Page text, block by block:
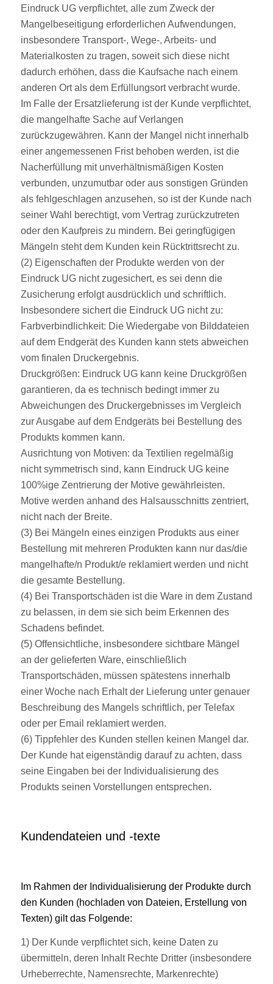
Eindruck UG verpflichtet, alle zum Zweck der
Mangelbeseitigung erforderlichen Aufwendungen,
insbesondere Transport-, Wege-, Arbeits- und
Materialkosten zu tragen, soweit sich diese nicht
dadurch erhöhen, dass die Kaufsache nach einem
anderen Ort als dem Erfüllungsort verbracht wurde.
Im Falle der Ersatzlieferung ist der Kunde verpflichtet,
die mangelhafte Sache auf Verlangen
zurückzugewähren. Kann der Mangel nicht innerhalb
einer angemessenen Frist behoben werden, ist die
Nacherfüllung mit unverhältnismäßigen Kosten
verbunden, unzumutbar oder aus sonstigen Gründen
als fehlgeschlagen anzusehen, so ist der Kunde nach
seiner Wahl berechtigt, vom Vertrag zurückzutreten
oder den Kaufpreis zu mindern. Bei geringfügigen
Mängeln steht dem Kunden kein Rücktrittsrecht zu.
(2) Eigenschaften der Produkte werden von der
Eindruck UG nicht zugesichert, es sei denn die
Zusicherung erfolgt ausdrücklich und schriftlich.
Insbesondere sichert die Eindruck UG nicht zu:
Farbverbindlichkeit: Die Wiedergabe von Bilddateien
auf dem Endgerät des Kunden kann stets abweichen
vom finalen Druckergebnis.
Druckgrößen: Eindruck UG kann keine Druckgrößen
garantieren, da es technisch bedingt immer zu
Abweichungen des Druckergebnisses im Vergleich
zur Ausgabe auf dem Endgeräts bei Bestellung des
Produkts kommen kann.
Ausrichtung von Motiven: da Textilien regelmäßig
nicht symmetrisch sind, kann Eindruck UG keine
100%ige Zentrierung der Motive gewährleisten.
Motive werden anhand des Halsausschnitts zentriert,
nicht nach der Breite.
(3) Bei Mängeln eines einzigen Produkts aus einer
Bestellung mit mehreren Produkten kann nur das/die
mangelhafte/n Produkt/e reklamiert werden und nicht
die gesamte Bestellung.
(4) Bei Transportschäden ist die Ware in dem Zustand
zu belassen, in dem sie sich beim Erkennen des
Schadens befindet.
(5) Offensichtliche, insbesondere sichtbare Mängel
an der gelieferten Ware, einschließlich
Transportschäden, müssen spätestens innerhalb
einer Woche nach Erhalt der Lieferung unter genauer
Beschreibung des Mangels schriftlich, per Telefax
oder per Email reklamiert werden.
(6) Tippfehler des Kunden stellen keinen Mangel dar.
Der Kunde hat eigenständig darauf zu achten, dass
seine Eingaben bei der Individualisierung des
Produkts seinen Vorstellungen entsprechen.
Kundendateien und -texte
Im Rahmen der Individualisierung der Produkte durch
den Kunden (hochladen von Dateien, Erstellung von
Texten) gilt das Folgende:
1) Der Kunde verpflichtet sich, keine Daten zu
übermitteln, deren Inhalt Rechte Dritter (insbesondere
Urheberrechte, Namensrechte, Markenrechte)